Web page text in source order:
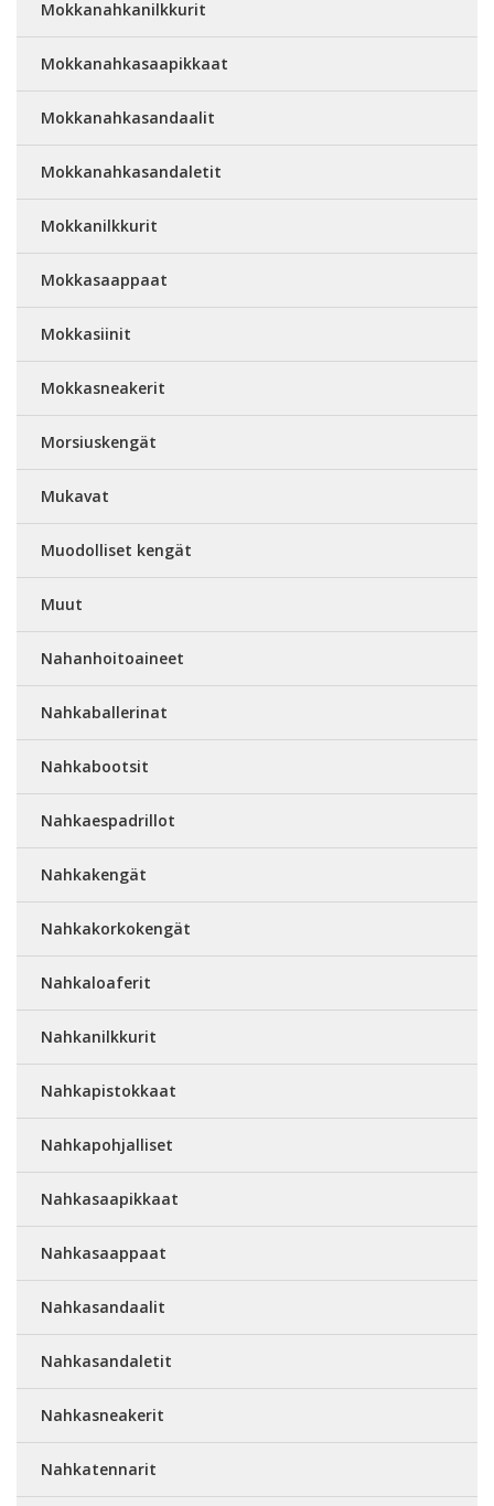
Mokkanahkanilkkurit
Mokkanahkasaapikkaat
Mokkanahkasandaalit
Mokkanahkasandaletit
Mokkanilkkurit
Mokkasaappaat
Mokkasiinit
Mokkasneakerit
Morsiuskengät
Mukavat
Muodolliset kengät
Muut
Nahanhoitoaineet
Nahkaballerinat
Nahkabootsit
Nahkaespadrillot
Nahkakengät
Nahkakorkokengät
Nahkaloaferit
Nahkanilkkurit
Nahkapistokkaat
Nahkapohjalliset
Nahkasaapikkaat
Nahkasaappaat
Nahkasandaalit
Nahkasandaletit
Nahkasneakerit
Nahkatennarit